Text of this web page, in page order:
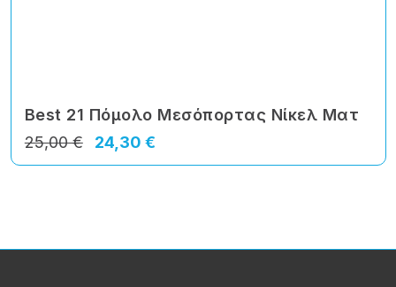
Best 21 Πόμολο Μεσόπορτας Νίκελ Ματ
24,30 €
25,00 €